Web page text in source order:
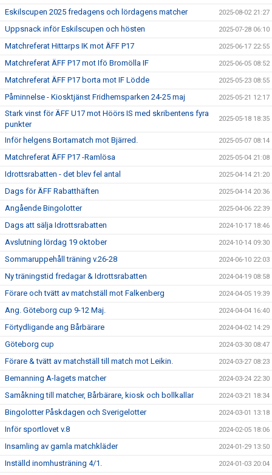
Eskilscupen 2025 fredagens och lördagens matcher 2025-08-02 21:27
Uppsnack inför Eskilscupen och hösten 2025-07-28 06:10
Matchreferat Hittarps IK mot ÄFF P17 2025-06-17 22:55
Matchreferat ÄFF P17 mot Ifö Bromölla IF 2025-06-05 08:52
Matchreferat ÄFF P17 borta mot IF Lödde 2025-05-23 08:55
Påminnelse - Kiosktjänst Fridhemsparken 24-25 maj 2025-05-21 12:17
Stark vinst för ÄFF U17 mot Höörs IS med skribentens fyra
punkter
2025-05-18 18:35
Inför helgens Bortamatch mot Bjärred. 2025-05-07 08:14
Matchreferat ÄFF P17 -Ramlösa 2025-05-04 21:08
Idrottsrabatten - det blev fel antal 2025-04-14 21:20
Dags för ÄFF Rabatthäften 2025-04-14 20:36
Angående Bingolotter 2025-04-06 22:39
Dags att sälja Idrottsrabatten 2024-10-17 18:46
Avslutning lördag 19 oktober 2024-10-14 09:30
Sommaruppehåll träning v.26-28 2024-06-10 22:03
Ny träningstid fredagar & Idrottsrabatten 2024-04-19 08:58
Förare och tvätt av matchställ mot Falkenberg 2024-04-05 19:39
Ang. Göteborg cup 9-12 Maj. 2024-04-04 16:40
Förtydligande ang Bårbärare 2024-04-02 14:29
Göteborg cup 2024-03-30 08:47
Förare & tvätt av matchställ till match mot Leikin. 2024-03-27 08:23
Bemanning A-lagets matcher 2024-03-24 22:30
Samåkning till matcher, Bårbärare, kiosk och bollkallar 2024-03-21 18:34
Bingolotter Påskdagen och Sverigelotter 2024-03-01 13:18
Inför sportlovet v.8 2024-02-05 18:06
Insamling av gamla matchkläder 2024-01-29 13:50
Inställd inomhusträning 4/1. 2024-01-03 20:04